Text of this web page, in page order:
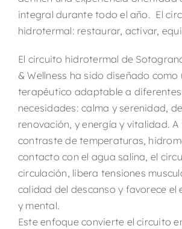
integral durante todo el año. El
hidrotermal: restaurar, activar,
El circuito hidrotermal de
& Wellness ha sido diseñado
terapéutico adaptable a diferentes
necesidades: calma y serenidad,
renovación, y energía y vitalidad. A
contraste de temperaturas,
contacto con el agua salina, el
circulación, libera tensiones
calidad del descanso y favorece el
y mental.
Este enfoque convierte el circuito